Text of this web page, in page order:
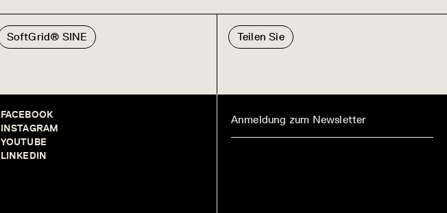
SoftGrid® SINE Teilen Sie
FACEBOOK
INSTAGRAM
YOUTUBE
LINKEDIN